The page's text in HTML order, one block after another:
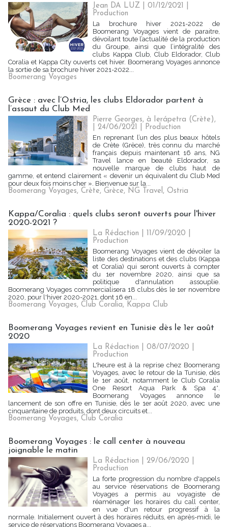
Jean DA LUZ | 01/12/2021
Production
La brochure hiver 2021-2022 de
Boomerang Voyages vient de paraitre,
dévoilant toute l’actualité de la production
du Groupe, ainsi que l’intégralité des
clubs Kappa Club, Club Eldorador, Club
Coralia et Kappa City ouverts cet hiver. Boomerang Voyages annonce
la sortie de sa brochure hiver 2021-2022...
Boomerang Voyages
Grèce : avec l’Ostria, les clubs Eldorador partent à
l’assaut du Club Med
Pierre Georges, à Ierápetra (Crète),
| 24/06/2021
Production
En reprenant l’un des plus beaux hôtels
de Crète (Grèce), très connu du marché
français depuis maintenant 16 ans, NG
Travel lance en beauté Eldorador, sa
nouvelle marque de clubs haut de
gamme, et entend clairement « devenir un équivalent du Club Med
pour deux fois moins cher ». Bienvenue sur la...
Boomerang Voyages, Crète, Grèce, NG Travel, Ostria
Kappa/Coralia : quels clubs seront ouverts pour l'hiver
2020-2021 ?
La Rédaction | 11/09/2020
Production
Boomerang Voyages vient de dévoiler la
liste des destinations et des clubs (Kappa
et Coralia) qui seront ouverts à compter
du 1er novembre 2020, ainsi que sa
politique d'annulation assouplie.
Boomerang Voyages commercialisera 18 clubs dès le 1er novembre
2020, pour l'hiver 2020-2021, dont 16 en...
Boomerang Voyages, Club Coralia, Kappa Club
Boomerang Voyages revient en Tunisie dès le 1er août
2020
La Rédaction | 08/07/2020
Production
L'heure est à la reprise chez Boomerang
Voyages, avec le retour de la Tunisie, dès
le 1er août, notamment le Club Coralia
One Resort Aqua Park & Spa 4*.
Boomerang Voyages annonce le
lancement de son offre en Tunisie, dès le 1er août 2020, avec une
cinquantaine de produits, dont deux circuits et...
Boomerang Voyages, Club Coralia
Boomerang Voyages : le call center à nouveau
joignable le matin
La Rédaction | 29/06/2020
Production
La forte progression du nombre d'appels
au service réservations de Boomerang
Voyages a permis au voyagiste de
réaménager les horaires du call center,
en vue d'un retour progressif à la
normale. Initialement ouvert à des horaires réduits, en après-midi, le
service de réservations Boomerang Voyages a...